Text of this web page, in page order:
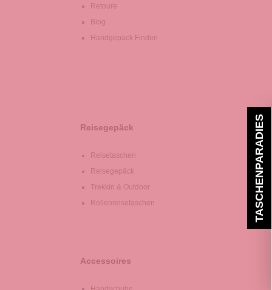
Retoure
Blog
Handgepäck Finden
Reisegepäck
Reisetaschen
Reisegepäck
Trekkin & Outdoor
Rollenreisetaschen
Accessoires
TASCHENPARADIES